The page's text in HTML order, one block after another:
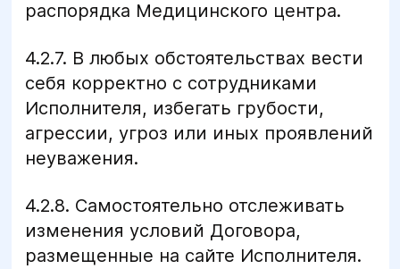
распорядка Медицинского центра.
4.2.7. В любых обстоятельствах вести
себя корректно с сотрудниками
Исполнителя, избегать грубости,
агрессии, угроз или иных проявлений
неуважения.
4.2.8. Самостоятельно отслеживать
изменения условий Договора,
размещенные на сайте Исполнителя.